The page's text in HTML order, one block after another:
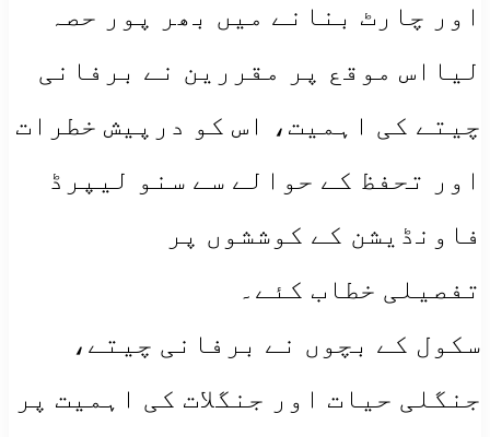
اور چارٹ بنانے میں بھر پور حصہ
لیااس موقع پر مقررین نے برفانی
چیتے کی اہمیت، اس کو درپیش خطرات
اور تحفظ کے حوالے سے سنو لیپرڈ
فاونڈیشن کے کوششوں پر
تفصیلی خطاب کئے۔
سکول کے بچوں نے برفانی چیتے،
جنگلی حیات اور جنگلات کی اہمیت پر